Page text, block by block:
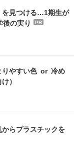
を見つける…1期生が
後の実り
PR
りやすい色 or 冷め
）
からプラスチックを